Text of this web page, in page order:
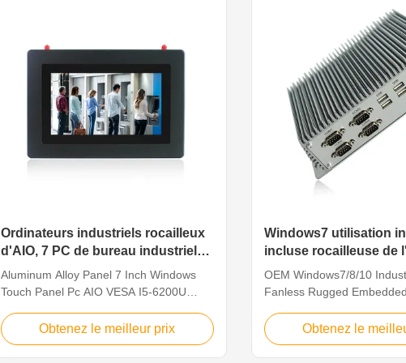
design makes the PC more flexible and
versatile, which enables easy
design makes the PC more
versatile, which enables
customization and
while reducing
Ordinateurs industriels rocailleux
d'AIO, 7 PC de bureau industriel
de VESA I5-6200U de pouce
Aluminum Alloy Panel 7 Inch Windows
Touch Panel Pc AIO VESA I5-6200U
600, capacitive touch 2. Intel Core Dual
Core i5-6200U 2.5GHz, industrial Mini
PC 3. Multi ports for option: VGA/HD-
Obtenez le meilleur prix
Windows7 utilisation
incluse rocailleuse de
4*RS232
OEM Windows7/8/10
Fanless Rugged
Embedded PC serves a
of applications with
weathering harsh
Obtenez le